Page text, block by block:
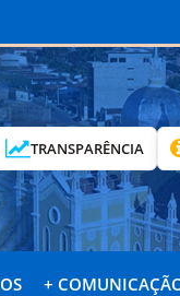
TRANSPARÊNCIA
+